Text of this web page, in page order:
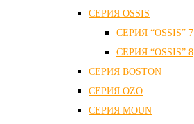
СЕРИЯ OSSIS
СЕРИЯ “OSSIS” 7
СЕРИЯ “OSSIS” 8
СЕРИЯ ВOSTON
CЕРИЯ OZO
СЕРИЯ MOUN